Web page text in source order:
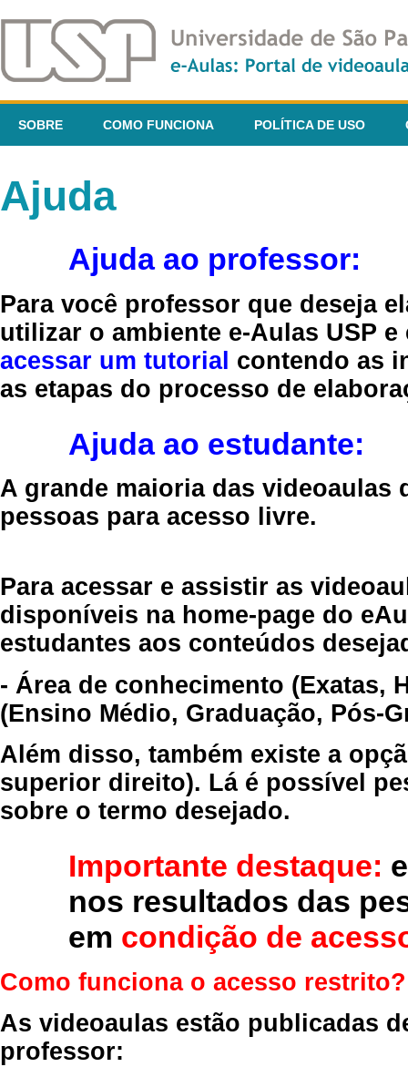
SOBRE COMO FUNCIONA POLÍTICA DE USO
Ajuda
Ajuda ao professor:
Para você professor que deseja
utilizar o ambiente e-Aulas USP
acessar um tutorial contendo as
as etapas do processo de
Ajuda ao estudante:
A grande maioria das videoaulas
pessoas para acesso livre.
Para acessar e assistir as
disponíveis na home-page do
estudantes aos conteúdos
- Área de conhecimento (Exatas,
(Ensino Médio, Graduação, Pós-
Além disso, também existe a
superior direito). Lá é possível
sobre o termo desejado.
Importante destaque:
nos resultados das
em condição de
Como funciona o acesso restrito?
As videoaulas estão publicadas
professor: